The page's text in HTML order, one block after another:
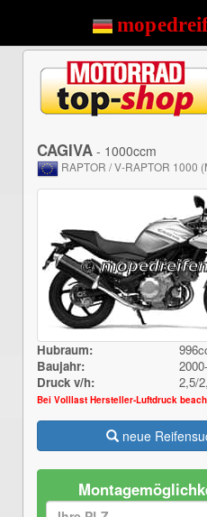
CAGIVA - 1000ccm
RAPTOR / V-RAPTOR 1000
Hubraum:
Baujahr:
Druck v/h:
2,5/
Bei Volllast Hersteller-Luftdruck
neue